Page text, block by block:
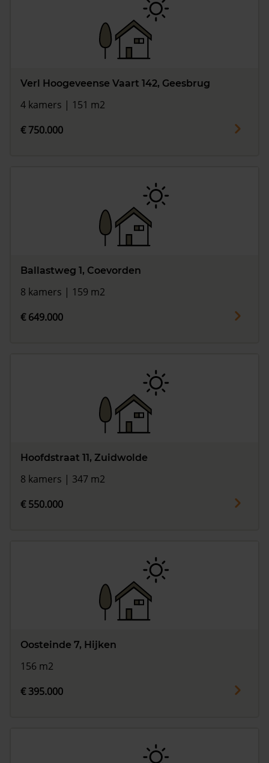
Verl Hoogeveense Vaart 142, Geesbrug
4 kamers | 151 m2
€ 750.000
Ballastweg 1, Coevorden
8 kamers | 159 m2
€ 649.000
Hoofdstraat 11, Zuidwolde
8 kamers | 347 m2
€ 550.000
Oosteinde 7, Hijken
156 m2
€ 395.000